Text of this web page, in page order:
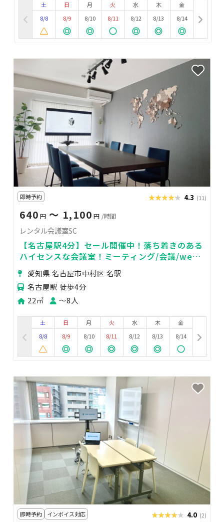
土
8/8
日
8/9
月
8/10
火
8/11
水
8/12
木
8/13
金
8/14
即時予約 ★★★★★
★★★★★ 4.3 (11)
640 円 〜 1,100 円 /時間
レンタル会議室SC
【名古屋駅4分】セール開催中！落ち着きのある
ハイセンスな会議室！ミーティング/会議/web
会議/セミナー/コワーキングスペースに
愛知県 名古屋市中村区 名駅
名古屋駅 徒歩4分
22㎡
〜8人
土
8/8
日
8/9
月
8/10
火
8/11
水
8/12
木
8/13
金
8/14
即時予約 インボイス対応 ★★★★★
★★★★★ 4.0 (2)